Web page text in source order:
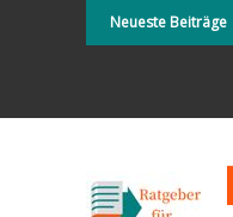
Neueste Beiträge